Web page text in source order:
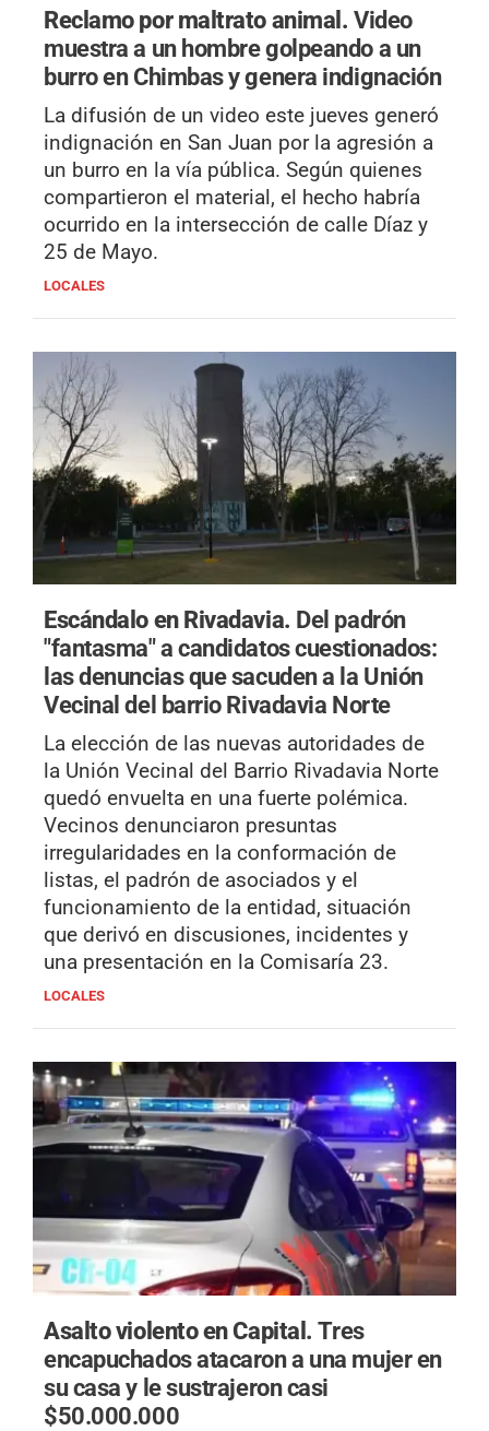
Reclamo por maltrato animal.Video
muestra a un hombre golpeando a un
burro en Chimbas y genera indignación
La difusión de un video este jueves generó
indignación en San Juan por la agresión a
un burro en la vía pública. Según quienes
compartieron el material, el hecho habría
ocurrido en la intersección de calle Díaz y
25 de Mayo.
LOCALES
Escándalo en Rivadavia. Del padrón
"fantasma" a candidatos cuestionados:
las denuncias que sacuden a la Unión
Vecinal del barrio Rivadavia Norte
La elección de las nuevas autoridades de
la Unión Vecinal del Barrio Rivadavia Norte
quedó envuelta en una fuerte polémica.
Vecinos denunciaron presuntas
irregularidades en la conformación de
listas, el padrón de asociados y el
funcionamiento de la entidad, situación
que derivó en discusiones, incidentes y
una presentación en la Comisaría 23.
LOCALES
Asalto violento en Capital.Tres
encapuchados atacaron a una mujer en
su casa y le sustrajeron casi
$50.000.000